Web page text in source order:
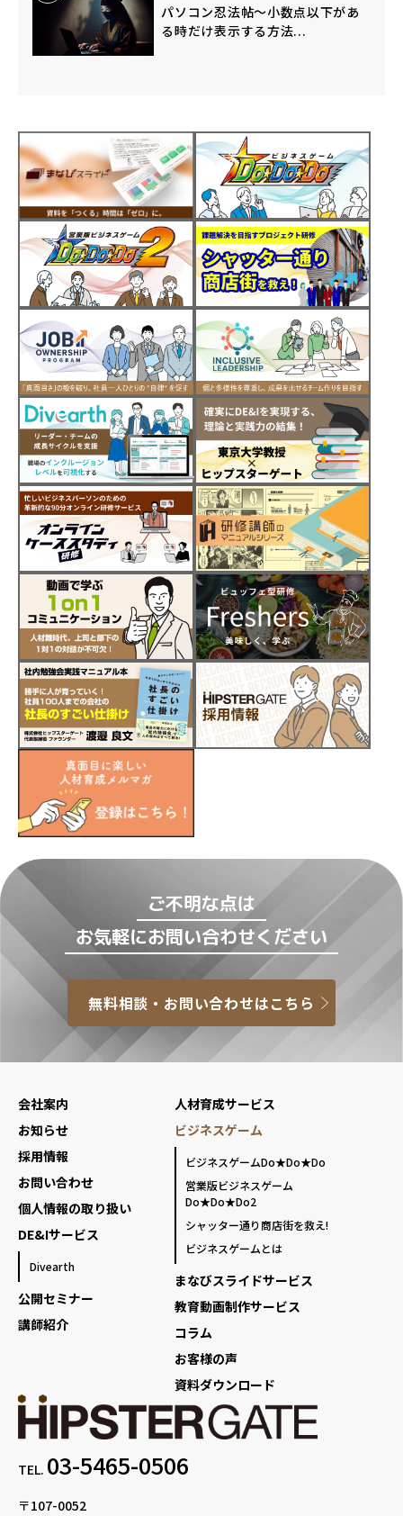
パソコン忍法帖～小数点以下があ
る時だけ表示する方法...
ご不明な点は
お気軽にお問い合わせください
無料相談・お問い合わせはこちら
TEL. 03-5465-0506
〒107-0052
会社案内
お知らせ
採用情報
お問い合わせ
個人情報の取り扱い
DE&Iサービス
Divearth
公開セミナー
講師紹介
人材育成サービス
ビジネスゲーム
ビジネスゲームDo★Do★Do
営業版ビジネスゲーム
Do★Do★Do2
シャッター通り商店街を救え!
ビジネスゲームとは
まなびスライドサービス
教育動画制作サービス
コラム
お客様の声
資料ダウンロード